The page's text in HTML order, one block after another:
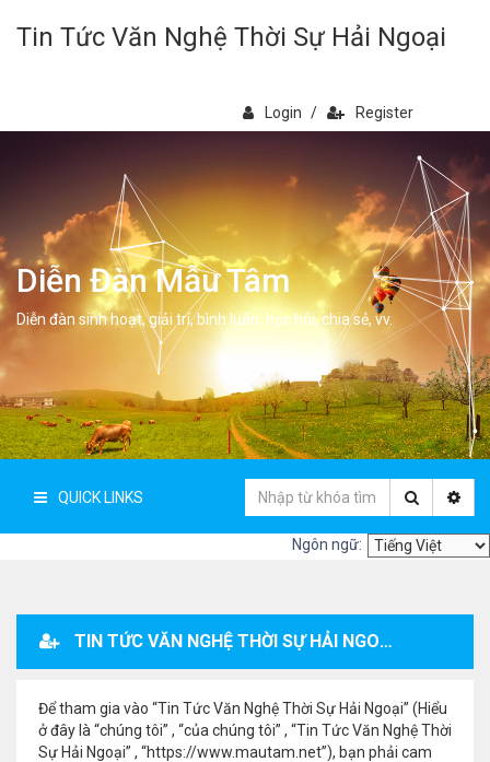
Tin Tức Văn Nghệ Thời Sự Hải Ngoại
Login / Register
Diễn Đàn Mẫu Tâm
Diễn đàn sinh hoạt, giải trí, bình luân, học hỏi, chia sẻ, vv.
QUICK LINKS
Ngôn ngữ:
TIN TỨC VĂN NGHỆ THỜI SỰ HẢI NGOẠI - ĐĂNG KÝ THÀNH VIÊN
Để tham gia vào “Tin Tức Văn Nghệ Thời Sự Hải Ngoại” (Hiểu
ở đây là “chúng tôi” , “của chúng tôi” , “Tin Tức Văn Nghệ Thời
Sự Hải Ngoại” , “https://www.mautam.net”), bạn phải cam